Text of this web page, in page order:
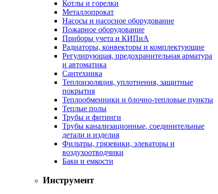
Котлы и горелки
Металлопрокат
Насосы и насосное оборудование
Пожарное оборудование
Приборы учета и КИПиА
Радиаторы, конвекторы и комплектующие
Регулирующая, предохранительная арматура
и автоматика
Сантехника
Теплоизоляция, уплотнения, защитные
покрытия
Теплообменники и блочно-тепловые пункты
Теплые полы
Трубы и фитинги
Трубы канализационные, соединительные
детали и изделия
Фильтры, грязевики, элеваторы и
воздухоотводчики
Баки и емкости
Инструмент